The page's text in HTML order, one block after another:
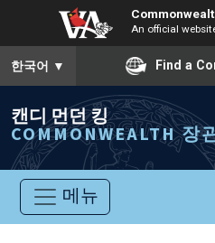
An official
To ensure accurate screen
한국어 ▼ Find a
캔디 먼던 킹
COMMONWEALTH 장
메뉴